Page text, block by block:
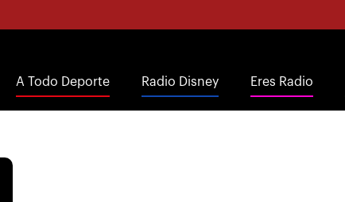
A Todo Deporte Radio Disney Eres Radio